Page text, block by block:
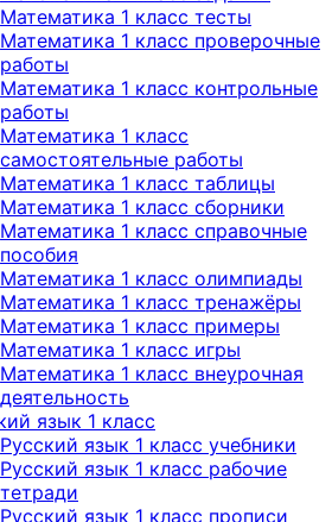
Математика 1 класс тесты
Математика 1 класс проверочные
работы
Математика 1 класс контрольные
работы
Математика 1 класс
самостоятельные работы
Математика 1 класс таблицы
Математика 1 класс сборники
Математика 1 класс справочные
пособия
Математика 1 класс олимпиады
Математика 1 класс тренажёры
Математика 1 класс примеры
Математика 1 класс игры
Математика 1 класс внеурочная
деятельность
язык 1 класс
Русский язык 1 класс учебники
Русский язык 1 класс рабочие
тетради
Русский язык 1 класс прописи